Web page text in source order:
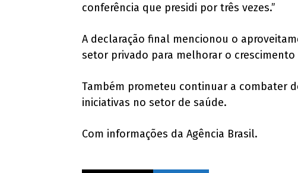
conferência que presidi por três vezes.”
A declaração final mencionou o
setor privado para melhorar o
Também prometeu continuar a combater
iniciativas no setor de saúde.
Com informações da Agência Brasil.